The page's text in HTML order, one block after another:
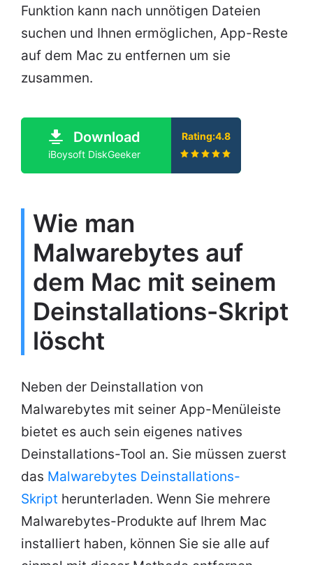
Funktion kann nach unnötigen Dateien
suchen und Ihnen ermöglichen, App-Reste
auf dem Mac zu entfernen um sie
zusammen.
Download
iBoysoft DiskGeeker
Rating:4.8
Wie man
Malwarebytes auf
dem Mac mit seinem
Deinstallations-Skript
löscht
Neben der Deinstallation von
Malwarebytes mit seiner App-Menüleiste
bietet es auch sein eigenes natives
Deinstallations-Tool an. Sie müssen zuerst
das Malwarebytes Deinstallations-
Skript herunterladen. Wenn Sie mehrere
Malwarebytes-Produkte auf Ihrem Mac
installiert haben, können Sie sie alle auf